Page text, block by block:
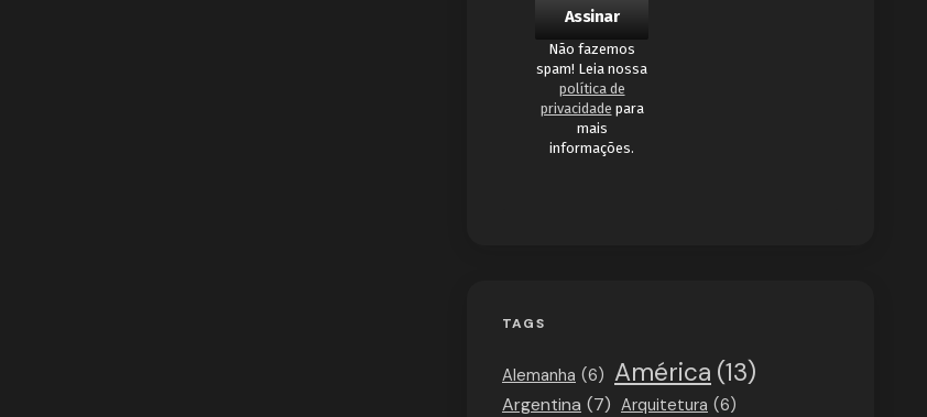
Não fazemos
spam! Leia nossa
política de
privacidade para
mais
informações.
TAGS
Alemanha (6) América (13)
Argentina (7) Arquitetura (6)